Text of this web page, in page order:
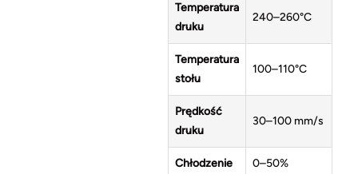
Temperatura
druku
240–260°C
Temperatura
stołu
100–110°C
Prędkość
druku
30–100 mm/s
Chłodzenie 0–50%